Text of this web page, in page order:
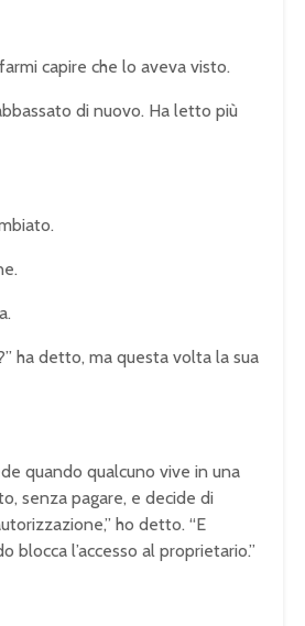
capire che lo aveva visto.
di nuovo. Ha letto più
ha detto, ma questa volta la sua
quando qualcuno vive in una
senza pagare, e decide di
ho detto. “E
blocca l’accesso al proprietario.”